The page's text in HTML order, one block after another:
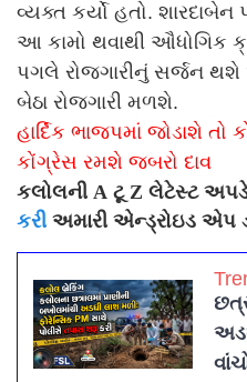
વ્યક્ત કર્યો હતો.
આ કામો થવાથી ઔધોગિક
પગલે રોજગારીનું સર્જન
બેઠા રોજગારી મળશે.
હાર્દિક ભાજપમાં જોડાશે તો
કોંગ્રેસ રમશે જબરો દાવ
કલોલની A ટૂ Z લેટેસ્ટ
કરી અમારી એન્ડ્રોઇડ એપ